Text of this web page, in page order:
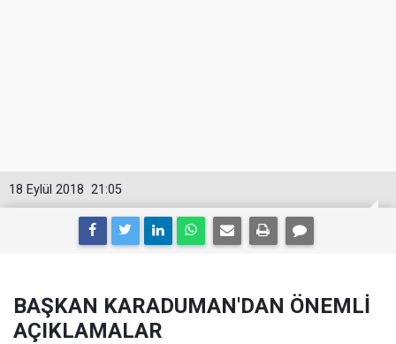
21:05
18 Eylül 2018
BAŞKAN KARADUMAN'DAN ÖNEMLİ
AÇIKLAMALAR